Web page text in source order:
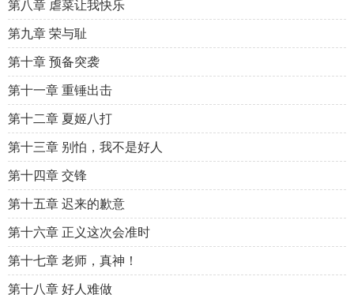
第八章 虐菜让我快乐
第九章 荣与耻
第十章 预备突袭
第十一章 重锤出击
第十二章 夏姬八打
第十三章 别怕，我不是好人
第十四章 交锋
第十五章 迟来的歉意
第十六章 正义这次会准时
第十七章 老师，真神！
第十八章 好人难做